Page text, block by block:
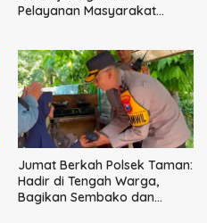
Pelayanan Masyarakat
Jumat Berkah Polsek Taman:
Hadir di Tengah Warga,
Bagikan Sembako dan